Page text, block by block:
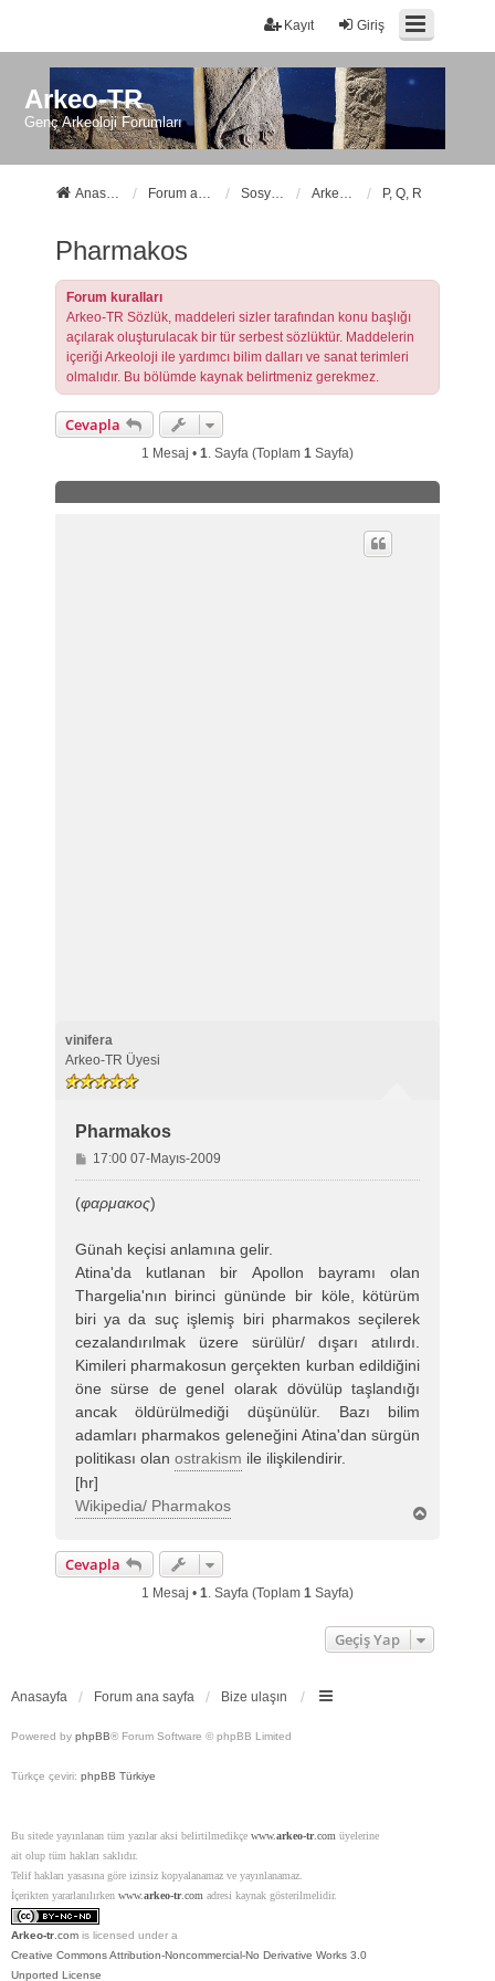
Giriş
Kayıt
Arkeo-TR
Genç Arkeoloji Forumları
Anasayfa Forum ana sayfa Sosyal Forumlarımız Arkeo-TR Sözlük P, Q, R
Pharmakos
Forum kuralları
Arkeo-TR Sözlük, maddeleri sizler tarafından konu başlığı
açılarak oluşturulacak bir tür serbest sözlüktür. Maddelerin
içeriği Arkeoloji ile yardımcı bilim dalları ve sanat terimleri
olmalıdır. Bu bölümde kaynak belirtmeniz gerekmez.
Cevapla
1 Mesaj • 1. Sayfa (Toplam 1Sayfa)
vinifera
Arkeo-TR Üyesi
Pharmakos
M
e
s
17:00 07-Mayıs-2009
(φαρμακος)
Günah keçisi anlamına gelir.
Atina'da kutlanan bir Apollon bayramı olan
Thargelia'nın birinci gününde bir köle, kötürüm
biri ya da suç işlemiş biri pharmakos seçilerek
cezalandırılmak üzere sürülür/ dışarı atılırdı.
Kimileri pharmakosun gerçekten kurban edildiğini
öne sürse de genel olarak dövülüp taşlandığı
ancak öldürülmediği düşünülür. Bazı bilim
adamları pharmakos geleneğini Atina'dan sürgün
politikası olan ostrakism ile ilişkilendirir.
[hr]
Wikipedia/ Pharmakos
Cevapla
1 Mesaj • 1. Sayfa (Toplam 1Sayfa)
Geçiş Yap
Anasayfa Forum ana sayfa Bize ulaşın
Powered by phpBB® Forum Software © phpBB Limited
Türkçe çeviri: phpBB Türkiye
Bu sitede yayınlanan tüm yazılar aksi belirtilmedikçe www.arkeo-tr.com üyelerine
ait olup tüm hakları saklıdır.
Telif hakları yasasına göre izinsiz kopyalanamaz ve yayınlanamaz.
İçerikten yararlanılırken www.arkeo-tr.com adresi kaynak gösterilmelidir.
Arkeo-tr .com is licensed under a
Creative Commons Attribution-Noncommercial-No Derivative Works 3.0
Unported License